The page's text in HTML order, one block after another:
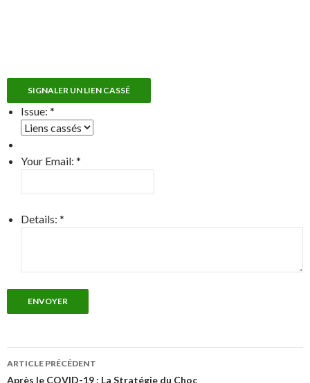
SIGNALER UN LIEN CASSÉ
Issue: *
Your Email: *
Details: *
ENVOYER
Navigation
ARTICLE PRÉCÉDENT
Après le COVID-19 : La Stratégie du Choc